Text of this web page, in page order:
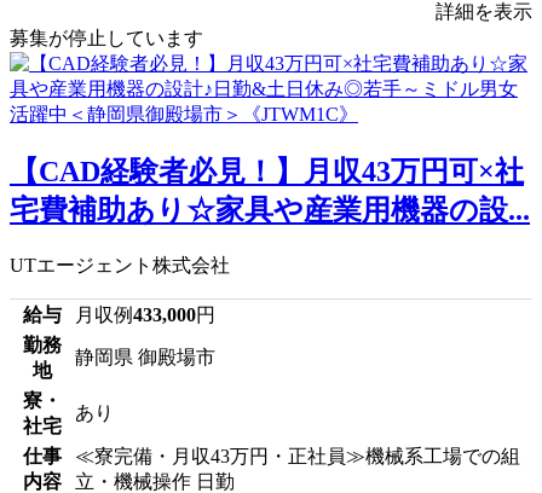
詳細を表示
募集が停止しています
【CAD経験者必見！】月収43万円可×社
宅費補助あり☆家具や産業用機器の設...
UTエージェント株式会社
給与 月収例433,000円
勤務
地
静岡県 御殿場市
寮・
社宅
あり
仕事
内容
≪寮完備・月収43万円・正社員≫機械系工場での組
立・機械操作 日勤